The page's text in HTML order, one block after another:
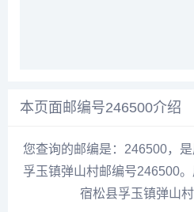
本页面邮编号246500介绍
您查询的邮编是：246500，
孚玉镇弹山村邮编号246500
宿松县孚玉镇弹山